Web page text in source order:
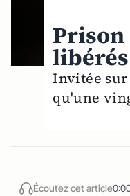
Prison
Invitée sur
qu'une
Écoutez cet article